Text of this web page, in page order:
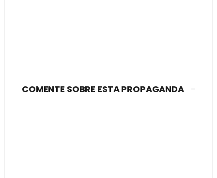
COMENTE SOBRE ESTA PROPAGANDA